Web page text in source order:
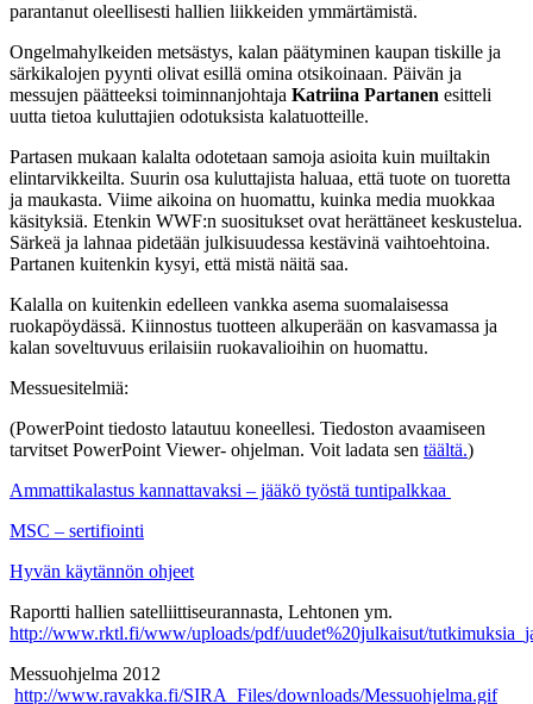
parantanut oleellisesti hallien liikkeiden ymmärtämistä.
Ongelmahylkeiden metsästys, kalan päätyminen kaupan tiskille ja
särkikalojen pyynti olivat esillä omina otsikoinaan. Päivän ja
messujen päätteeksi toiminnanjohtaja Katriina Partanen esitteli
uutta tietoa kuluttajien odotuksista kalatuotteille.
Partasen mukaan kalalta odotetaan samoja asioita kuin muiltakin
elintarvikkeilta. Suurin osa kuluttajista haluaa, että tuote on tuoretta
ja maukasta. Viime aikoina on huomattu, kuinka media muokkaa
käsityksiä. Etenkin WWF:n suositukset ovat herättäneet keskustelua.
Särkeä ja lahnaa pidetään julkisuudessa kestävinä vaihtoehtoina.
Partanen kuitenkin kysyi, että mistä näitä saa.
Kalalla on kuitenkin edelleen vankka asema suomalaisessa
ruokapöydässä. Kiinnostus tuotteen alkuperään on kasvamassa ja
kalan soveltuvuus erilaisiin ruokavalioihin on huomattu.
Messuesitelmiä:
(PowerPoint tiedosto latautuu koneellesi. Tiedoston avaamiseen
tarvitset PowerPoint Viewer- ohjelman. Voit ladata sen täältä.)
Ammattikalastus kannattavaksi – jääkö työstä tuntipalkkaa
MSC – sertifiointi
Hyvän käytännön ohjeet
Raportti hallien satelliittiseurannasta, Lehtonen ym.
http://www.rktl.fi/www/uploads/pdf/uudet%20julkaisut/
Messuohjelma 2012
http://www.ravakka.fi/SIRA_Files/downloads/Messuohjelma.gif